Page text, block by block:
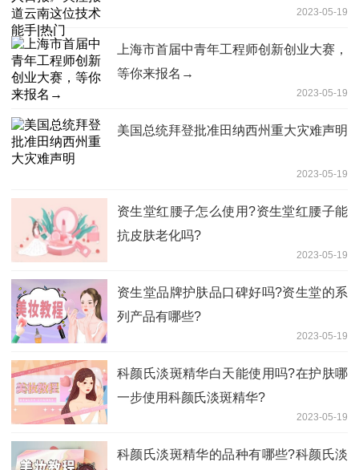
2023-05-19
上海市首届中青年工程师创新创业大赛，
等你来报名→
2023-05-19
美国总统拜登批准田纳西州重大灾难声明
2023-05-19
资生堂红腰子怎么使用?资生堂红腰子能
抗皮肤老化吗?
2023-05-19
资生堂品牌护肤品口碑好吗?资生堂的系
列产品有哪些?
2023-05-19
科颜氏淡斑精华白天能使用吗?在护肤哪
一步使用科颜氏淡斑精华?
2023-05-19
科颜氏淡斑精华的品种有哪些?科颜氏淡